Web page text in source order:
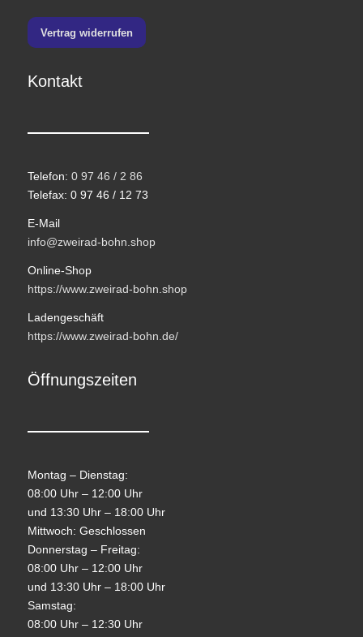
Vertrag widerrufen
Kontakt
Telefon: 0 97 46 / 2 86
Telefax: 0 97 46 / 12 73
E-Mail
info@zweirad-bohn.shop
Online-Shop
https://www.zweirad-bohn.shop
Ladengeschäft
https://www.zweirad-bohn.de/
Öffnungszeiten
Montag – Dienstag:
08:00 Uhr – 12:00 Uhr
und 13:30 Uhr – 18:00 Uhr
Mittwoch: Geschlossen
Donnerstag – Freitag:
08:00 Uhr – 12:00 Uhr
und 13:30 Uhr – 18:00 Uhr
Samstag:
08:00 Uhr – 12:30 Uhr